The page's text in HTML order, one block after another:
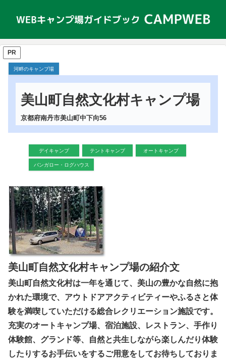
PR
河畔のキャンプ場
美山町自然文化村キャンプ場
京都府南丹市美山町中下向56
デイキャンプ テントキャンプ オートキャンプ
バンガロー・ログハウス
美山町自然文化村キャンプ場の紹介文
美山町自然文化村は一年を通じて、美山の豊かな自然に抱
かれた環境で、アウトドアアクティビティーやふるさと体
験を満喫していただける総合レクリエーション施設です。
充実のオートキャンプ場、宿泊施設、レストラン、手作り
体験館、グランド等、自然と共生しながら楽しんだり体験
したりするお手伝いをするご用意をしてお待ちしておりま